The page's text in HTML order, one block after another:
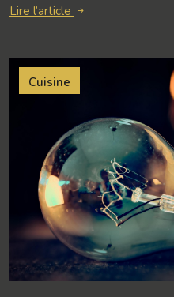
Lire l’article
Cuisine